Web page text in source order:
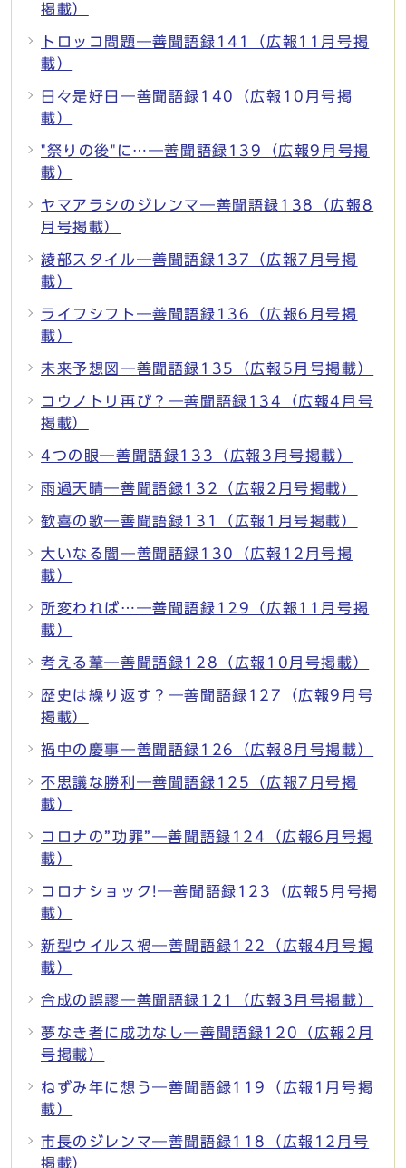
掲載）
トロッコ問題―善聞語録141（広報11月号掲
載）
日々是好日―善聞語録140（広報10月号掲
載）
"祭りの後"に…―善聞語録139（広報9月号掲
載）
ヤマアラシのジレンマ―善聞語録138（広報8
月号掲載）
綾部スタイル―善聞語録137（広報7月号掲
載）
ライフシフト―善聞語録136（広報6月号掲
載）
未来予想図―善聞語録135（広報5月号掲載）
コウノトリ再び？―善聞語録134（広報4月号
掲載）
4つの眼―善聞語録133（広報3月号掲載）
雨過天晴―善聞語録132（広報2月号掲載）
歓喜の歌―善聞語録131（広報1月号掲載）
大いなる闇―善聞語録130（広報12月号掲
載）
所変われば…―善聞語録129（広報11月号掲
載）
考える葦―善聞語録128（広報10月号掲載）
歴史は繰り返す？―善聞語録127（広報9月号
掲載）
禍中の慶事―善聞語録126（広報8月号掲載）
不思議な勝利―善聞語録125（広報7月号掲
載）
コロナの”功罪”―善聞語録124（広報6月号掲
載）
コロナショック!―善聞語録123（広報5月号掲
載）
新型ウイルス禍―善聞語録122（広報4月号掲
載）
合成の誤謬―善聞語録121（広報3月号掲載）
夢なき者に成功なし―善聞語録120（広報2月
号掲載）
ねずみ年に想う―善聞語録119（広報1月号掲
載）
市長のジレンマ―善聞語録118（広報12月号
掲載）